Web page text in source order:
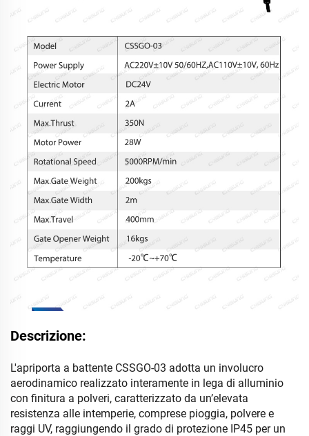
Descrizione:
L'apriporta a battente CSSGO-03 adotta un involucro
aerodinamico realizzato interamente in lega di alluminio
con finitura a polveri, caratterizzato da un’elevata
resistenza alle intemperie, comprese pioggia, polvere e
raggi UV, raggiungendo il grado di protezione IP45 per un